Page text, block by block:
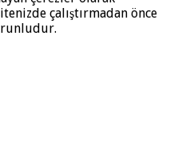
çalıştırmadan önce